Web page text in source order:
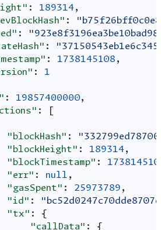
: 189314 ,
:
:
:
: 1738145108 ,
:
1
: 19857400000 ,
:
[
"blockHash" :
"blockHeight" : 189314 ,
"blockTimestamp" :
"err" : null ,
"gasSpent" : 25973789 ,
"id" :
"tx" :
{
"callData" :
{